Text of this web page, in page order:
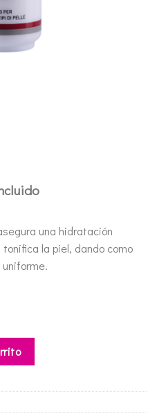
€.
una hidratación
la piel, dando como